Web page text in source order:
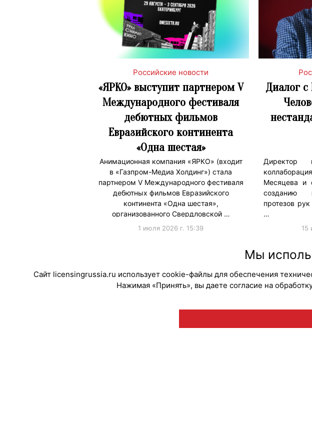
Российские новости
«ЯРКО» выступит партнером V
Международного фестиваля
дебютных фильмов
Евразийского континента
«Одна шестая»
Анимационная компания «ЯРКО» (входит
в «Газпром-Медиа Холдинг») стала
партнером V Международного фестиваля
дебютных фильмов Евразийского
континента «Одна шестая»,
организованного Свердловской …
1 июля 2026 г. 15:39
Диалог
Директор
Месяцева и
созданию
протезов
…
15
© "Вестник
Мы
Сайт licensingrussia.ru использует cookie-файлы для обеспечения
Нажимая «Принять», вы даете согласие на